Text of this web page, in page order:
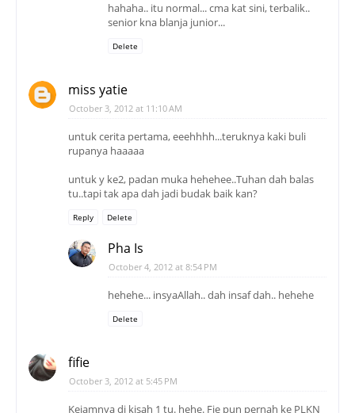
hahaha.. itu normal... cma kat sini, terbalik..
senior kna blanja junior...
Delete
miss yatie
October 3, 2012 at 11:10 AM
untuk cerita pertama, eeehhhh...teruknya kaki buli
rupanya haaaaa
untuk y ke2, padan muka hehehee..Tuhan dah balas
tu..tapi tak apa dah jadi budak baik kan?
Reply Delete
Pha Is
October 4, 2012 at 8:54 PM
hehehe... insyaAllah.. dah insaf dah.. hehehe
Delete
fifie
October 3, 2012 at 5:45 PM
Kejamnya di kisah 1 tu. hehe. Fie pun pernah ke PLKN